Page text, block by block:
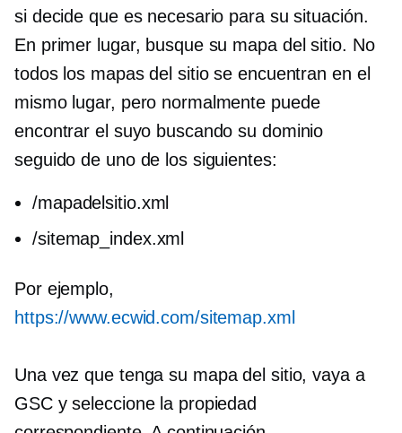
si decide que es necesario para su situación.
En primer lugar, busque su mapa del sitio. No
todos los mapas del sitio se encuentran en el
mismo lugar, pero normalmente puede
encontrar el suyo buscando su dominio
seguido de uno de los siguientes:
/mapadelsitio.xml
/sitemap_index.xml
Por ejemplo,
https://www.ecwid.com/sitemap.xml
Una vez que tenga su mapa del sitio, vaya a
GSC y seleccione la propiedad